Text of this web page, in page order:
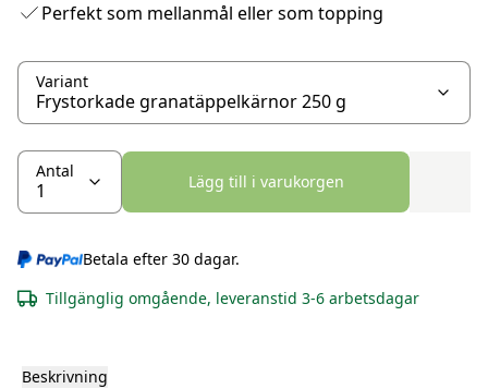
Perfekt som mellanmål eller som topping
Variant
Antal
Lägg till i varukorgen
Betala efter 30 dagar.
Tillgänglig omgående, leveranstid 3-6 arbetsdagar
Beskrivning